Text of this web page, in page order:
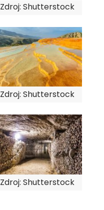
Zdroj: Shutterstock
Zdroj: Shutterstock
Zdroj: Shutterstock